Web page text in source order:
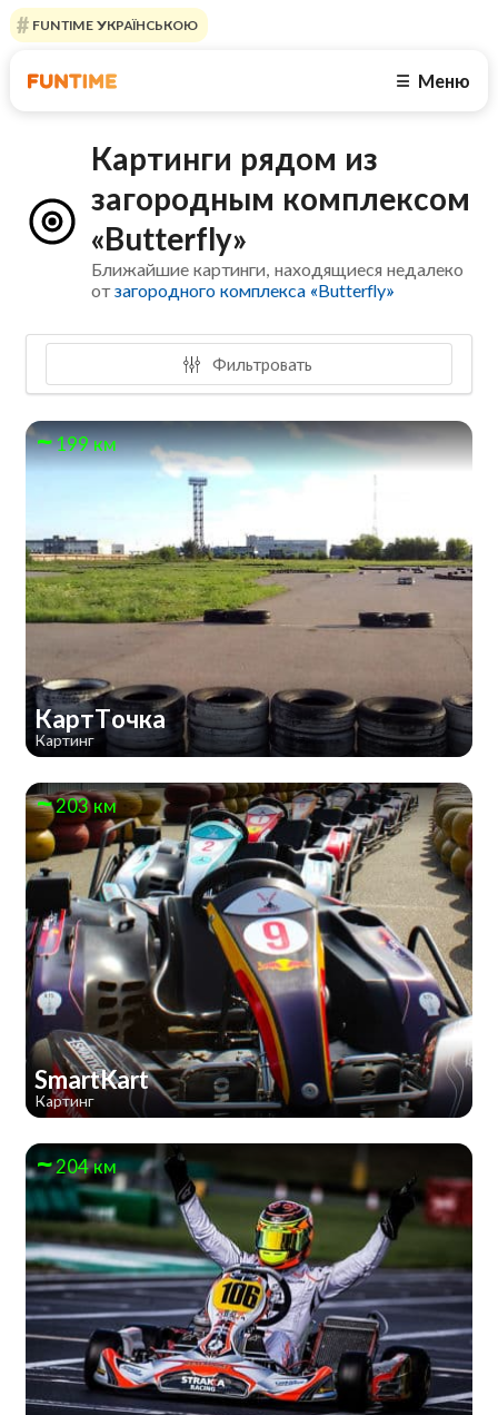
FUNTIME УКРАЇНСЬКОЮ
☰ Меню
Картинги рядом из
загородным комплексом
«Butterfly»
Ближайшие картинги, находящиеся недалеко
отзагородного комплекса «Butterfly»
Фильтровать
199 км
КартТочка
Картинг
203 км
SmartKart
Картинг
204 км